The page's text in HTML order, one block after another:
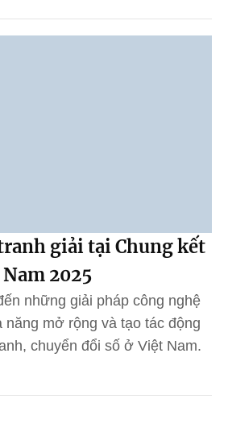
giải tại Chung kết
2025
những giải pháp công nghệ
năng mở rộng và tạo tác động
chuyển đổi số ở Việt Nam.